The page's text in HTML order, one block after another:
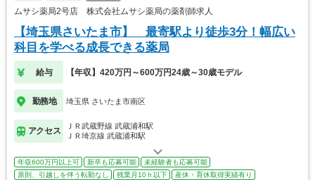
ムサシ薬局2号店 株式会社ムサシ薬局の薬剤師求人
【埼玉県さいたま市】 最寄駅より徒歩3分！幅広い
科目を学べる成長できる薬局
給与 【年収】420万円～600万円24歳～30歳モデル
勤務地 埼玉県 さいたま市南区
アクセス
ＪＲ武蔵野線 武蔵浦和駅
ＪＲ埼京線 武蔵浦和駅
年収600万円以上可 新卒も応募可能
未経験者も応募可能
原則、引越しを伴う転勤なし
残業月10ｈ以下
産休・育休取得実績有り